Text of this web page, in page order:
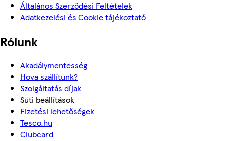
Általános Szerződési Feltételek
Adatkezelési és Cookie tájékoztató
Rólunk
Akadálymentesség
Hova szállítunk?
Szolgáltatás díjak
Süti beállítások
Fizetési lehetőségek
Tesco.hu
Clubcard